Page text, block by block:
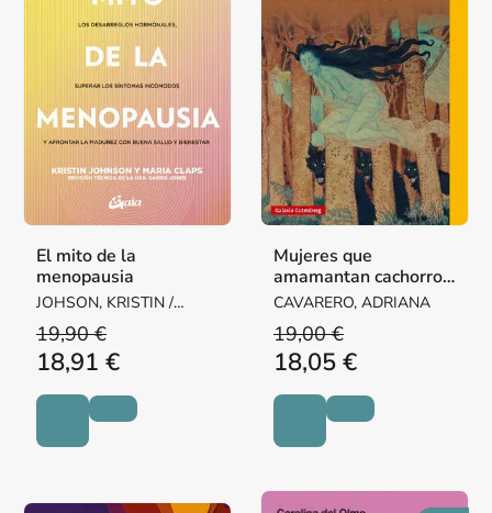
El mito de la
menopausia
JOHSON, KRISTIN /
CLAPS, MARIA
19,90 €
18,91 €
Mujeres que
amamantan cachorros
de lobo
CAVARERO, ADRIANA
19,00 €
18,05 €